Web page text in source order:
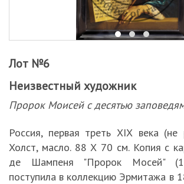
Лот №6
Неизвестный художник
Пророк Моисей с десятью
Россия, первая треть ХIХ века (не
Холст, масло. 88 Х 70 см. Копия с
де Шампеня "Пророк Мосей"
поступила в коллекцию Эрмитажа в